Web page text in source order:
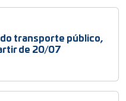
transporte público,
de 20/07